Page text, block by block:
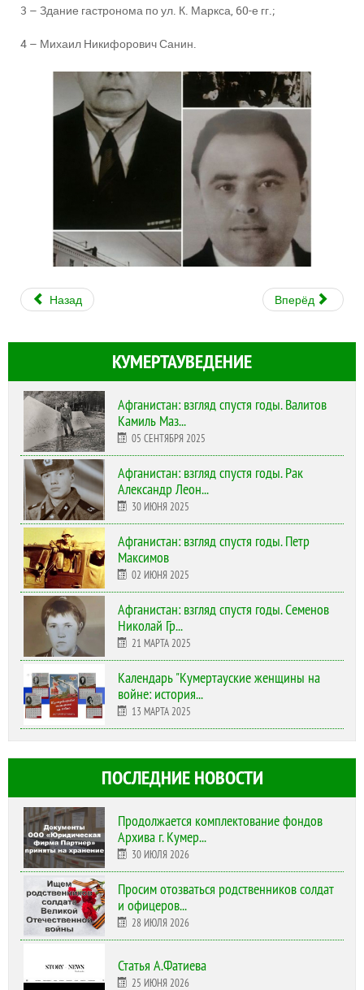
3 – Здание гастронома по ул. К. Маркса, 60-е гг.;
4 – Михаил Никифорович Санин.
Назад Вперёд
КУМЕРТАУВЕДЕНИЕ
Афганистан: взгляд спустя годы. Валитов
Камиль Маз...
05 СЕНТЯБРЯ 2025
Афганистан: взгляд спустя годы. Рак
Александр Леон...
30 ИЮНЯ 2025
Афганистан: взгляд спустя годы. Петр
Максимов
02 ИЮНЯ 2025
Афганистан: взгляд спустя годы. Семенов
Николай Гр...
21 МАРТА 2025
Календарь "Кумертауские женщины на
войне: история...
13 МАРТА 2025
ПОСЛЕДНИЕ НОВОСТИ
Продолжается комплектование фондов
Архива г. Кумер...
30 ИЮЛЯ 2026
Просим отозваться родственников солдат
и офицеров...
28 ИЮЛЯ 2026
Статья А.Фатиева
25 ИЮНЯ 2026